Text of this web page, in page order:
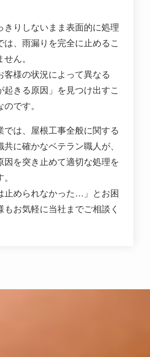
きりしないまま表面的に処理
は、雨漏りを完全に止めるこ
ん。
客様の状況によって異なる
起きる原因」を見つけ出すこ
のです。
では、屋根工事全般に関する
共に確かなベテラン職人が、
因を突き止めて適切な処理を
止められなかった…」とお困
もお気軽に当社までご相談く